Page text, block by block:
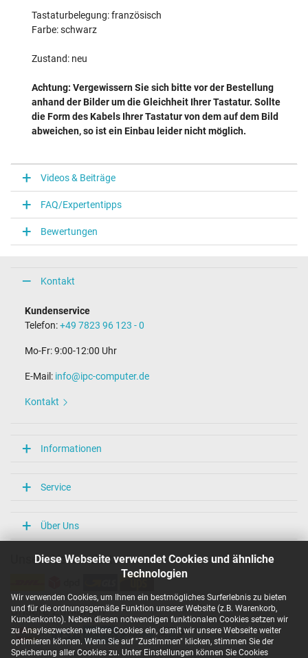
Diese Webseite verwendet Cookies und ähnliche
Technologien
Wir verwenden Cookies, um Ihnen ein bestmögliches Surferlebnis zu bieten
und für die ordnungsgemäße Funktion unserer Website (z.B. Warenkorb,
Kundenkonto). Neben diesen notwendigen funktionalen Cookies setzen wir
zu Anaylsezwecken weitere Cookies ein, damit wir unsere Webseite weiter
optimieren können. Wenn Sie auf "Zustimmen" klicken, stimmen Sie der
Speicherung aller Cookies zu. Unter Einstellungen können Sie Cookies
Tastaturbelegung: französisch
Farbe: schwarz
Zustand: neu
Achtung: Vergewissern Sie sich bitte vor der Bestellung
anhand der Bilder um die Gleichheit Ihrer Tastatur. Sollte
die Form des Kabels Ihrer Tastatur von dem auf dem Bild
abweichen, so ist ein Einbau leider nicht möglich.
Videos & Beiträge
FAQ/Expertentipps
Bewertungen
Kontakt
Kundenservice
Telefon:+49 7823 96 123 - 0
Mo-Fr: 9:00-12:00 Uhr
E-Mail: info@ipc-computer.de
Kontakt
Informationen
Service
Über Uns
Unsere Versandarten
Unsere Zahlarten